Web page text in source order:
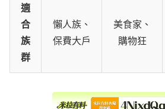
適
合
族
群
懶人族、
保費大戶
美食家、
購物狂